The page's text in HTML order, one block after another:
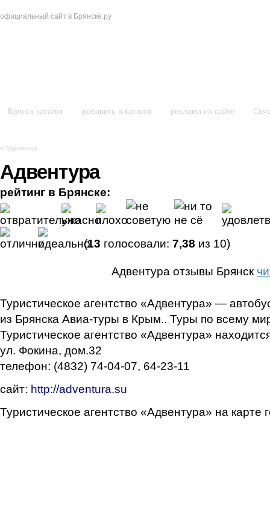
официальный сайт в Брянске.ру
Брянск каталог добавить в каталог реклама на сайте
« Здравница
Адвентура
рейтинг в Брянске:
(13 голосовали: 7,38 из 10)
Адвентура отзывы Брянск
Туристическое агентство «Адвентура» —
из Брянска Авиа-туры в Крым.. Туры по всему
Туристическое агентство «Адвентура»
ул. Фокина, дом.32
телефон: (4832) 74-04-07, 64-23-11
сайт: http://adventura.su
Туристическое агентство «Адвентура» на карте